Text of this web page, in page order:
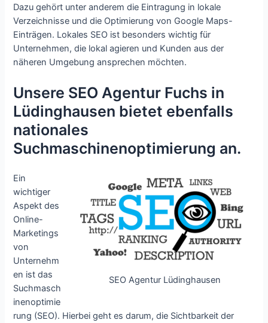
Dazu gehört unter anderem die Eintragung in lokale
Verzeichnisse und die Optimierung von Google Maps-
Einträgen. Lokales SEO ist besonders wichtig für
Unternehmen, die lokal agieren und Kunden aus der
näheren Umgebung ansprechen möchten.
Unsere SEO Agentur Fuchs in
Lüdinghausen bietet ebenfalls
nationales
Suchmaschinenoptimierung an.
SEO Agentur Lüdinghausen
Ein
wichtiger
Aspekt des
Online-
Marketings
von
Unternehm
en ist das
Suchmasch
inenoptimie
rung (SEO). Hierbei geht es darum, die Sichtbarkeit der